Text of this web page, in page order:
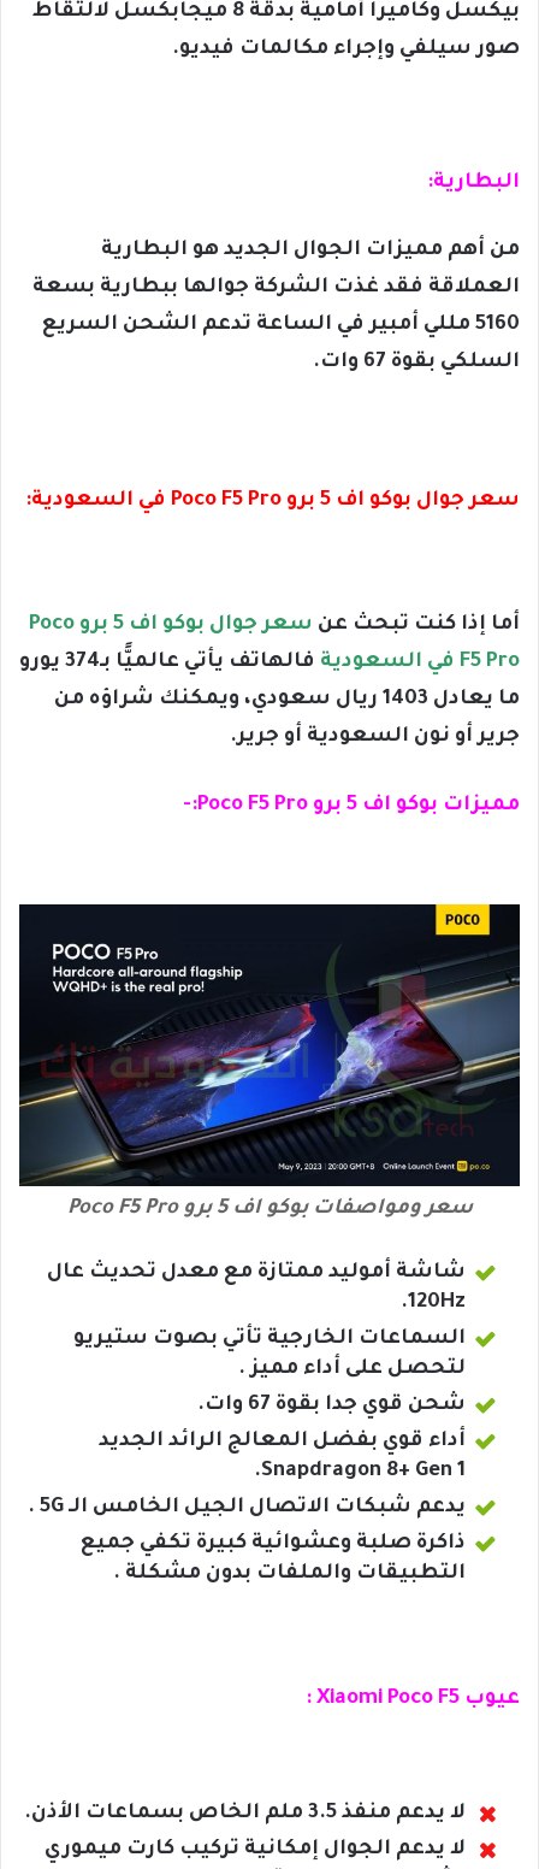
بيكسل وكاميرا أمامية بدقة 8 ميجابكسل لالتقاط
صور سيلفي وإجراء مكالمات فيديو.
البطارية:
من أهم مميزات الجوال الجديد هو البطارية
العملاقة فقد غذت الشركة جوالها ببطارية بسعة
5160 مللي أمبير في الساعة تدعم الشحن السريع
السلكي بقوة 67 وات.
سعر جوال بوكو اف 5 برو Poco F5 Pro في السعودية:
أما إذا كنت تبحث عن
سعر جوال بوكو اف 5 برو Poco
F5 Pro في السعودية
فالهاتف يأتي عالميًّا بـ374 يورو
ما يعادل 1403 ريال سعودي، ويمكنك شراؤه من
جرير أو نون السعودية أو جرير.
مميزات بوكو اف 5 برو Poco F5 Pro:-
سعر ومواصفات بوكو اف 5 برو Poco F5 Pro
شاشة أموليد ممتازة مع معدل تحديث عال
120Hz.
السماعات الخارجية تأتي بصوت ستيريو
لتحصل على أداء مميز .
شحن قوي جدا بقوة 67 وات.
أداء قوي بفضل المعالج الرائد الجديد
Snapdragon 8+ Gen 1.
يدعم شبكات الاتصال الجيل الخامس الـ 5G .
ذاكرة صلبة وعشوائية كبيرة تكفي جميع
التطبيقات والملفات بدون مشكلة .
عيوب Xiaomi Poco F5 :
لا يدعم منفذ 3.5 ملم الخاص بسماعات الأذن.
لا يدعم الجوال إمكانية تركيب كارت ميموري